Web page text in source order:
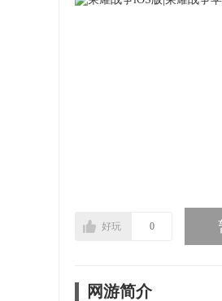
好玩 0
网游简介